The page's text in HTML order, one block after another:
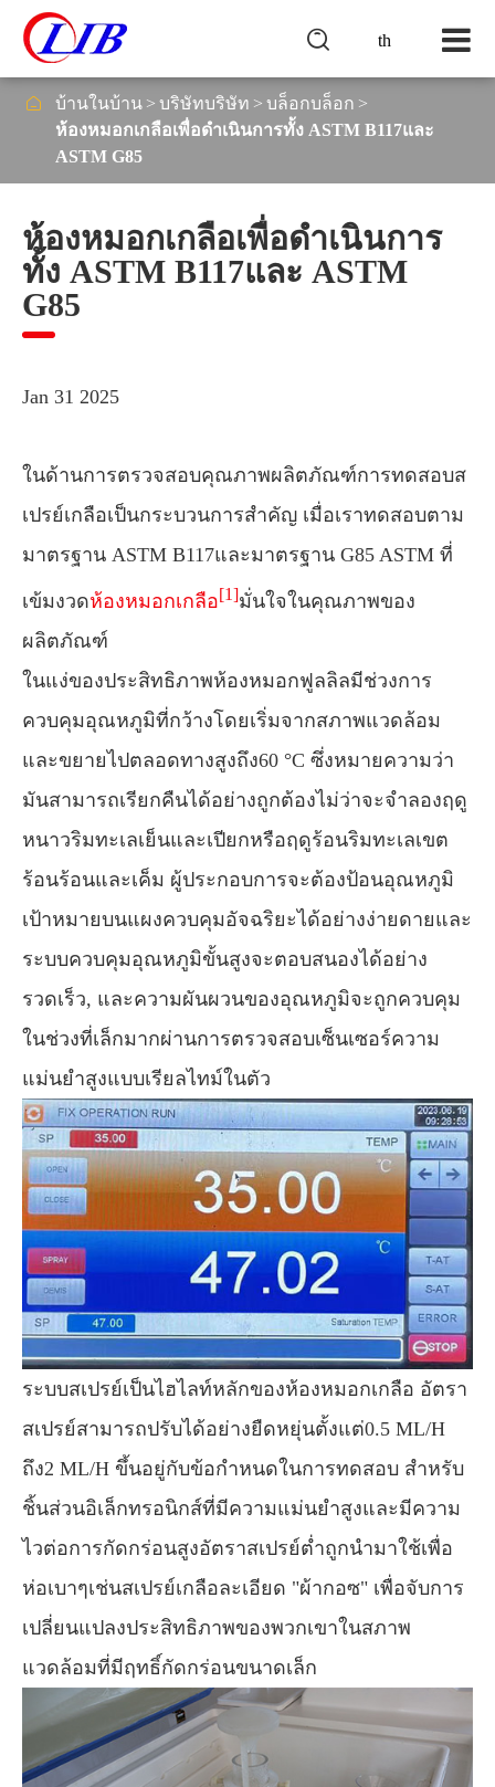
th

 บ้านในบ้าน บริษัทบริษัท
บล็อกบล็อก
ห้องหมอกเกลือเพื่อดำเนินการทั้ง ASTM B117และ
ASTM G85
ห้องหมอกเกลือเพื่อดำเนินการ
ทั้ง ASTM B117และ ASTM
G85
Jan 31 2025
ในด้านการตรวจสอบคุณภาพผลิตภัณฑ์การทดสอบส
เปรย์เกลือเป็นกระบวนการสำคัญ เมื่อเราทดสอบตาม
มาตรฐาน ASTM B117และมาตรฐาน G85 ASTM ที่
เข้มงวดห้องหมอกเกลือ[1]มั่นใจในคุณภาพของ
ผลิตภัณฑ์
ในแง่ของประสิทธิภาพห้องหมอกฟูลลิลมีช่วงการ
ควบคุมอุณหภูมิที่กว้างโดยเริ่มจากสภาพแวดล้อม
และขยายไปตลอดทางสูงถึง60 °C ซึ่งหมายความว่า
มันสามารถเรียกคืนได้อย่างถูกต้องไม่ว่าจะจำลองฤดู
หนาวริมทะเลเย็นและเปียกหรือฤดูร้อนริมทะเลเขต
ร้อนร้อนและเค็ม ผู้ประกอบการจะต้องป้อนอุณหภูมิ
เป้าหมายบนแผงควบคุมอัจฉริยะได้อย่างง่ายดายและ
ระบบควบคุมอุณหภูมิขั้นสูงจะตอบสนองได้อย่าง
รวดเร็ว, และความผันผวนของอุณหภูมิจะถูกควบคุม
ในช่วงที่เล็กมากผ่านการตรวจสอบเซ็นเซอร์ความ
แม่นยำสูงแบบเรียลไทม์ในตัว
ระบบสเปรย์เป็นไฮไลท์หลักของห้องหมอกเกลือ อัตรา
สเปรย์สามารถปรับได้อย่างยืดหยุ่นตั้งแต่0.5 ML/H
ถึง2 ML/H ขึ้นอยู่กับข้อกำหนดในการทดสอบ สำหรับ
ชิ้นส่วนอิเล็กทรอนิกส์ที่มีความแม่นยำสูงและมีความ
ไวต่อการกัดกร่อนสูงอัตราสเปรย์ต่ำถูกนำมาใช้เพื่อ
ห่อเบาๆเช่นสเปรย์เกลือละเอียด "ผ้ากอซ" เพื่อจับการ
เปลี่ยนแปลงประสิทธิภาพของพวกเขาในสภาพ
แวดล้อมที่มีฤทธิ์กัดกร่อนขนาดเล็ก